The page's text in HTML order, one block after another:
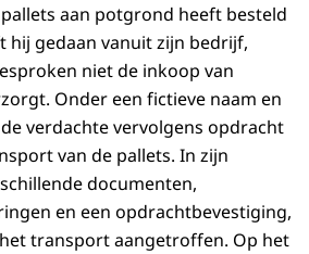
aan potgrond heeft besteld
hij gedaan vanuit zijn bedrijf,
niet de inkoop van
Onder een fictieve naam en
verdachte vervolgens opdracht
van de pallets. In zijn
documenten,
en een opdrachtbevestiging,
transport aangetroffen. Op het